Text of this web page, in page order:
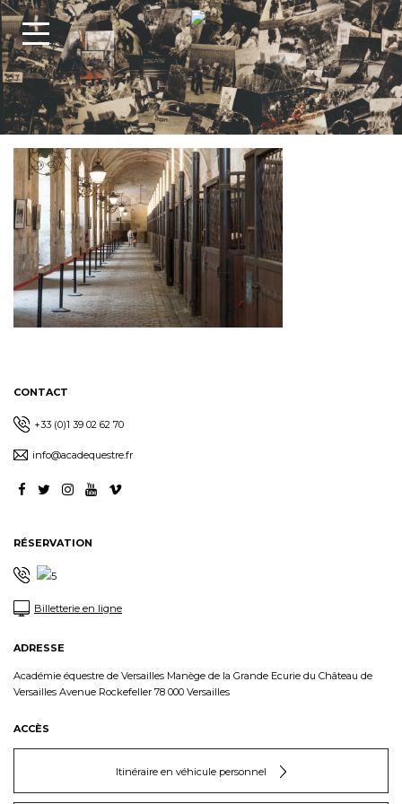
CONTACT
+33 (0)1 39 02 62 70
info@acadequestre.fr
RÉSERVATION
Billetterie en ligne
ADRESSE
Académie équestre de Versailles Manège de la Grande Ecurie du Château de
Versailles Avenue Rockefeller 78 000 Versailles
ACCÈS
Itinéraire en véhicule personnel